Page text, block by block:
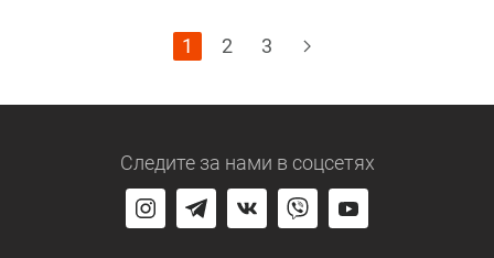
1 2 3
Следите за нами в соцсетях